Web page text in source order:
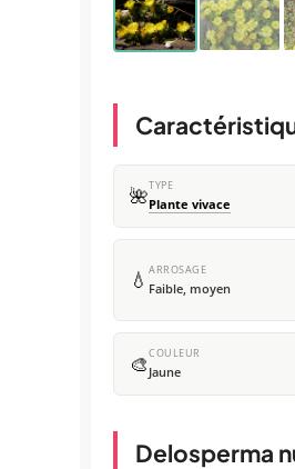
🌺TYPE
Plante vivace
💧 ARROSAGE
Faible, moyen
🎨COULEUR
Jaune
Delosperma